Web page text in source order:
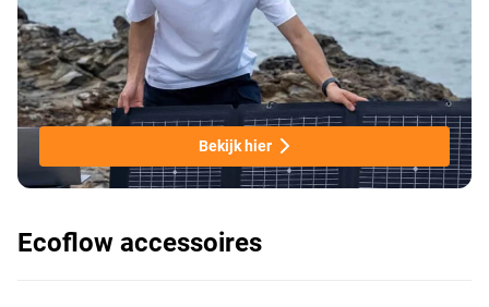
Bekijk hier
Ecoflow accessoires